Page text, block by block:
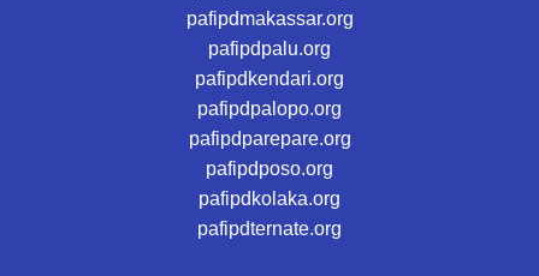
pafipdmakassar.org
pafipdpalu.org
pafipdkendari.org
pafipdpalopo.org
pafipdparepare.org
pafipdposo.org
pafipdkolaka.org
pafipdternate.org